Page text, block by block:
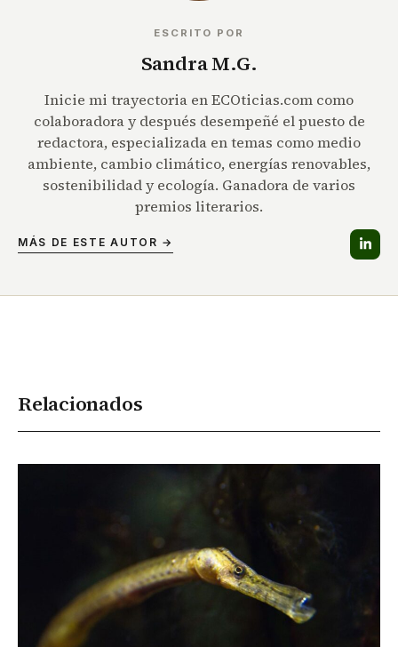
ESCRITO POR
Sandra M.G.
Inicie mi trayectoria en ECOticias.com como
colaboradora y después desempeñé el puesto de
redactora, especializada en temas como medio
ambiente, cambio climático, energías renovables,
sostenibilidad y ecología. Ganadora de varios
premios literarios.
MÁS DE ESTE AUTOR →
Relacionados